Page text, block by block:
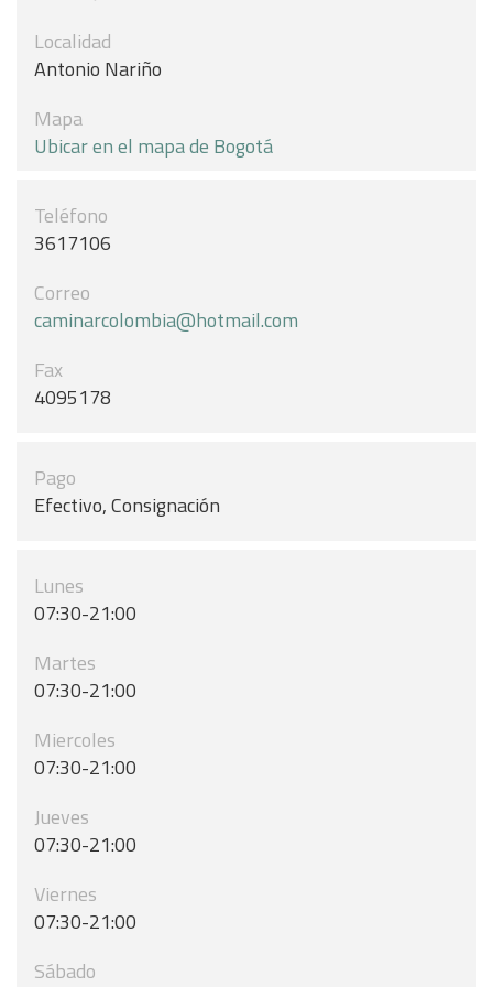
Localidad
Antonio Nariño
Mapa
Ubicar en el mapa de Bogotá
Teléfono
3617106
Correo
caminarcolombia@hotmail.com
Fax
4095178
Pago
Efectivo, Consignación
Lunes
07:30-21:00
Martes
07:30-21:00
Miercoles
07:30-21:00
Jueves
07:30-21:00
Viernes
07:30-21:00
Sábado